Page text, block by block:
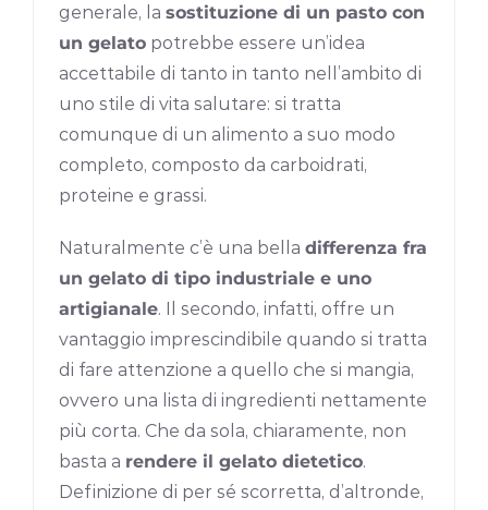
generale, lasostituzione di un pasto con
un gelato potrebbe essere un’idea
accettabile di tanto in tanto nell’ambito di
uno stile di vita salutare: si tratta
comunque di un alimento a suo modo
completo, composto da carboidrati,
proteine e grassi.
Naturalmente c’è una belladifferenza fra
un gelato di tipo industriale e uno
artigianale. Il secondo, infatti, offre un
vantaggio imprescindibile quando si tratta
di fare attenzione a quello che si mangia,
ovvero una lista di ingredienti nettamente
più corta. Che da sola, chiaramente, non
basta a rendere il gelato dietetico.
Definizione di per sé scorretta, d’altronde,